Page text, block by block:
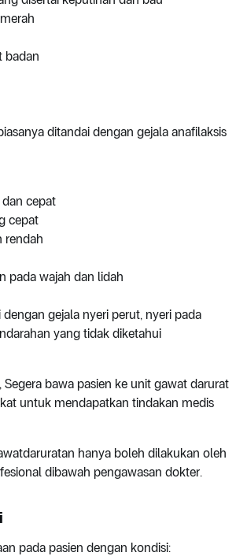
badan
ditandai dengan gejala anafilaksis
cepat
cepat
rendah
pada wajah dan lidah
gejala nyeri perut, nyeri pada
yang tidak diketahui
Segera bawa pasien ke unit gawat darurat
untuk mendapatkan tindakan medis
hanya boleh dilakukan oleh
dibawah pengawasan dokter.
pada pasien dengan kondisi: